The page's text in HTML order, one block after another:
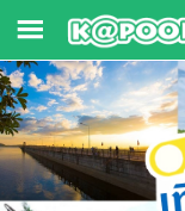
ข่าว-
ความ
รู้